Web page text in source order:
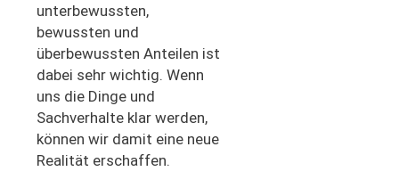
unterbewussten,
bewussten und
überbewussten Anteilen ist
dabei sehr wichtig. Wenn
uns die Dinge und
Sachverhalte klar werden,
können wir damit eine neue
Realität erschaffen.